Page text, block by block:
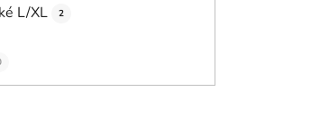
L/XL 2